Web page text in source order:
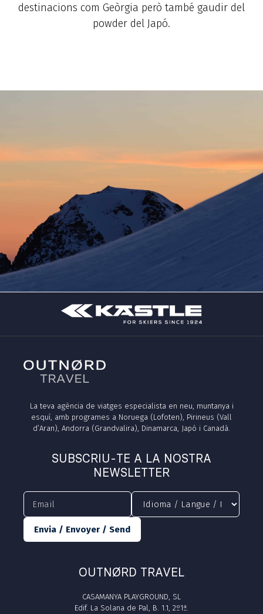
destinacions com Geòrgia però també gaudir del
powder del Japó.
La teva agència de viatges especialista en neu, muntanya i
esquí, amb programes a Noruega (Lofoten), Pirineus (Vall
d’Aran), Andorra (Grandvalira), Dinamarca, Japó i Canadà.
SUBSCRIU-TE A LA NOSTRA
NEWSLETTER
Envia / Envoyer / Send
OUTNØRD TRAVEL
CASAMANYA PLAYGROUND, SL
Edif. La Solana de Pal, B. 1.1, 2º1ª.